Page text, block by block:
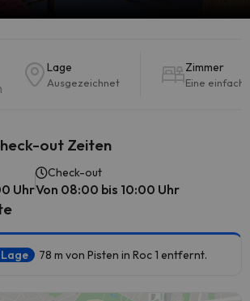
Lage
Ausgezeichnet
Zimmer
Eine
out Zeiten
Uhr
Check-out
Von 08:00 bis 10:00 Uhr
78 m von Pisten in Roc 1 entfernt.